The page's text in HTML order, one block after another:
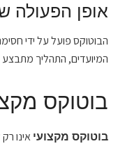
אופן הפעולה
הבוטוקס פועל על ידי
המיועדים, התהליך
בוטוקס
בוטוקס מקצועי אינו